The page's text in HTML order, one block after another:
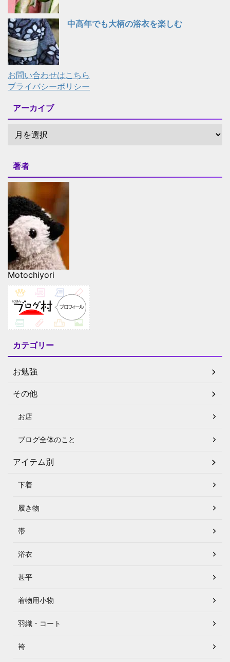
中高年でも大柄の浴衣を楽しむ
お問い合わせはこちら
プライバシーポリシー
アーカイブ
著者
Motochiyori
カテゴリー
お勉強
その他
お店
ブログ全体のこと
アイテム別
下着
履き物
帯
浴衣
甚平
着物用小物
羽織・コート
袴